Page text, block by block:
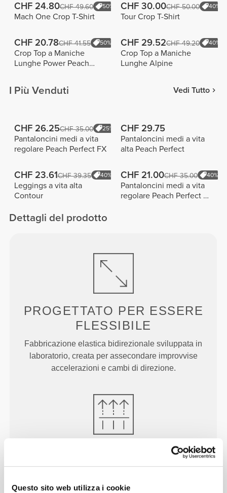
Questo sito web utilizza i cookie
CHF 24.80CHF 49.60 50%
Mach One Crop T-Shirt
CHF 30.00CHF 50.00 40%
Tour Crop T-Shirt
CHF 20.78CHF 41.55 50%
Crop Top a Maniche
Lunghe Power Peach
CHF 29.52CHF 49.20 40%
Crop Top a Maniche
Lunghe Alpine
I Più Venduti Vedi Tutto
CHF 26.25CHF 35.00 25%
Pantaloncini medi a vita
regolare Peach Perfect FX
CHF 29.75
Pantaloncini medi a vita
alta Peach Perfect
CHF 23.61CHF 39.35 40%
Leggings a vita alta
Contour
CHF 21.00CHF 35.00 40%
Pantaloncini medi a vita
regolare Peach Perfect FX
Dettagli del prodotto
PROGETTATO PER ESSERE
FLESSIBILE
Fabbricazione elastica bidirezionale sviluppata in
laboratorio, creata per assecondare improvvise
accelerazioni e cambi di direzione.
QUANTO SEMBRI